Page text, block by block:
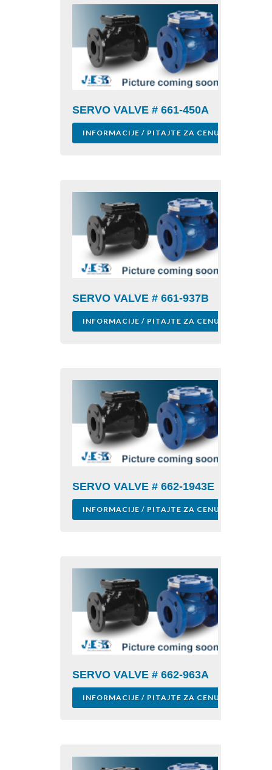
SERVO VALVE # 661-450A
INFORMACIJE / PITAJTE ZA CENU
SERVO VALVE # 661-937B
INFORMACIJE / PITAJTE ZA CENU
SERVO VALVE # 662-1943E
INFORMACIJE / PITAJTE ZA CENU
SERVO VALVE # 662-963A
INFORMACIJE / PITAJTE ZA CENU